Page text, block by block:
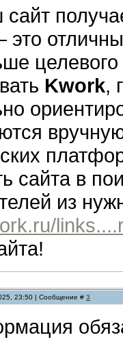
Kwork,
сайта в
из
23:50 | Сообщение # 3